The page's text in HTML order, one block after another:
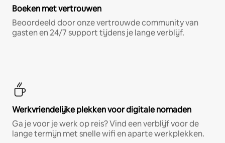
Boeken met vertrouwen
Beoordeeld door onze vertrouwde community van
gasten en 24/7 support tijdens je lange verblijf.
Werkvriendelijke plekken voor digitale nomaden
Ga je voor je werk op reis? Vind een verblijf voor de
lange termijn met snelle wifi en aparte werkplekken.